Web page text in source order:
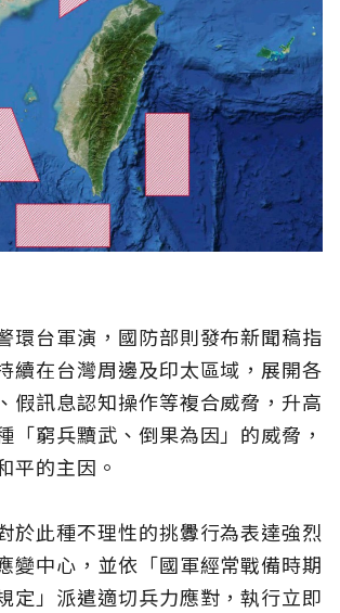
環台軍演，國防部則發布新聞稿指
續在台灣周邊及印太區域，展開各
假訊息認知操作等複合威脅，升高
「窮兵黷武、倒果為因」的威脅，
平的主因。
於此種不理性的挑釁行為表達強烈
變中心，並依「國軍經常戰備時期
定」派遣適切兵力應對，執行立即